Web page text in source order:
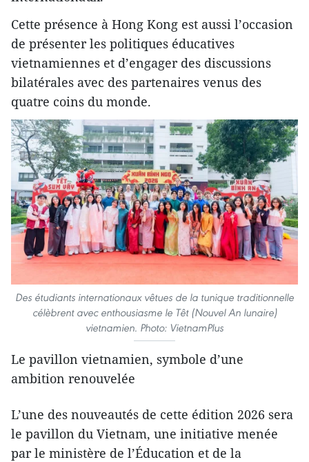
Cette présence à Hong Kong est aussi l’occasion
de présenter les politiques éducatives
vietnamiennes et d’engager des discussions
bilatérales avec des partenaires venus des
quatre coins du monde.
Des étudiants internationaux vêtues de la tunique traditionnelle
célèbrent avec enthousiasme le Têt (Nouvel An lunaire)
vietnamien. Photo: VietnamPlus
Le pavillon vietnamien, symbole d’une
ambition renouvelée
L’une des nouveautés de cette édition 2026 sera
le pavillon du Vietnam, une initiative menée
par le ministère de l’Éducation et de la